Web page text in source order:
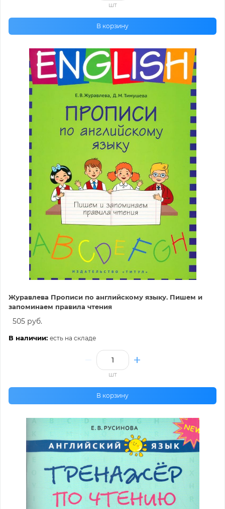
шт
В корзину
Журавлева Прописи по английскому языку. Пишем и
запоминаем правила чтения
505 руб.
В наличии: есть на складе
шт
В корзину